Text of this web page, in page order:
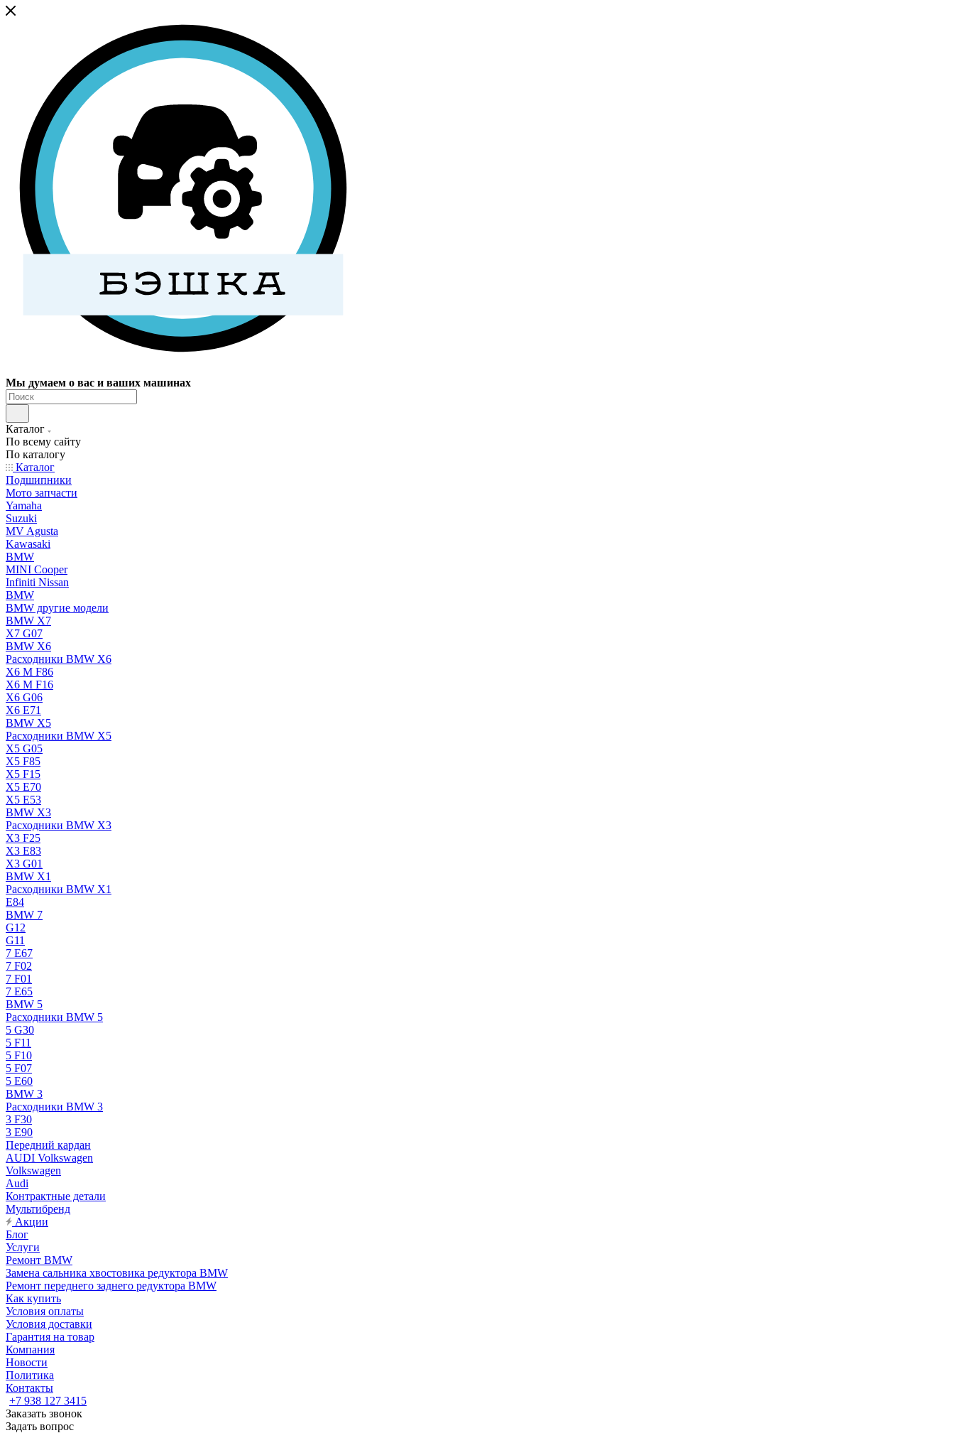
Мы думаем о вас и ваших машинах
Каталог
По всему сайту
По каталогу
Каталог
Подшипники
Мото запчасти
Yamaha
Suzuki
MV Agusta
Kawasaki
BMW
MINI Cooper
Infiniti Nissan
BMW
BMW другие модели
BMW X7
X7 G07
BMW X6
Расходники BMW X6
X6 M F86
X6 M F16
X6 G06
X6 E71
BMW X5
Расходники BMW X5
X5 G05
X5 F85
X5 F15
X5 E70
X5 E53
BMW X3
Расходники BMW X3
X3 F25
X3 E83
X3 G01
BMW X1
Расходники BMW X1
E84
BMW 7
G12
G11
7 Е67
7 F02
7 F01
7 E65
BMW 5
Расходники BMW 5
5 G30
5 F11
5 F10
5 F07
5 E60
BMW 3
Расходники BMW 3
3 F30
3 E90
Передний кардан
AUDI Volkswagen
Volkswagen
Audi
Контрактные детали
Мультибренд
Акции
Блог
Услуги
Ремонт BMW
Замена сальника хвостовика редуктора BMW
Ремонт переднего заднего редуктора BMW
Как купить
Условия оплаты
Условия доставки
Гарантия на товар
Компания
Новости
Политика
Контакты
+7 938 127 3415
Заказать звонок
Задать вопрос